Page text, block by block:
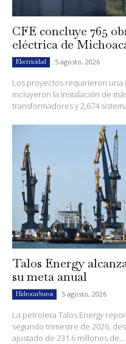
CFE concluye 765
eléctrica de
Electricidad 5 agosto, 2026
Los proyectos requirieron una
incluyeron la instalación de
transformadores y 2,674
Talos Energy
su meta anual
Hidrocarburos 5 agosto, 2026
La petrolera Talos Energy
segundo trimestre de 2026,
ajustado de 231.6 millones de...